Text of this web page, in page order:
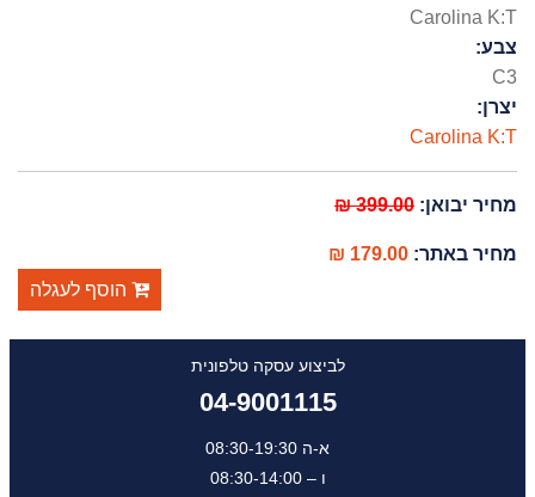
Carolina K:T
צבע:
C3
יצרן:
Carolina K:T
מחיר יבואן:399.00 ₪
מחיר באתר:179.00 ₪
הוסף לעגלה
לביצוע עסקה טלפונית
04-9001115
א-ה 08:30-19:30
ו – 08:30-14:00